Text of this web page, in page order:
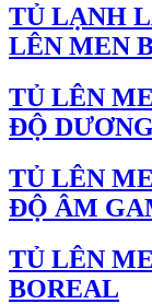
TỦ LẠNH
LÊN MEN
TỦ LÊN
ĐỘ
TỦ LÊN
ĐỘ ÂM
TỦ LÊN
BOREAL